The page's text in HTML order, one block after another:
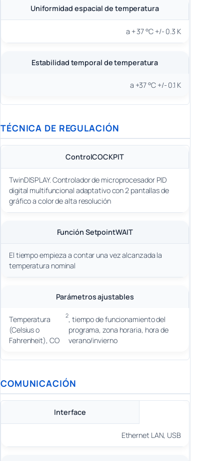
Uniformidad espacial de temperatura
a + 37 °C +/- 0.3 K
Estabilidad temporal de temperatura
a +37 °C +/- 0.1 K
TÉCNICA DE REGULACIÓN
ControlCOCKPIT
TwinDISPLAY. Controlador de microprocesador PID
digital multifuncional adaptativo con 2 pantallas de
gráfico a color de alta resolución
Función SetpointWAIT
El tiempo empieza a contar una vez alcanzada la
temperatura nominal
Parámetros ajustables
Temperatura
(Celsius o
Fahrenheit), CO
2, tiempo de funcionamiento del
programa, zona horaria, hora de
verano/invierno
COMUNICACIÓN
Interface
Ethernet LAN, USB